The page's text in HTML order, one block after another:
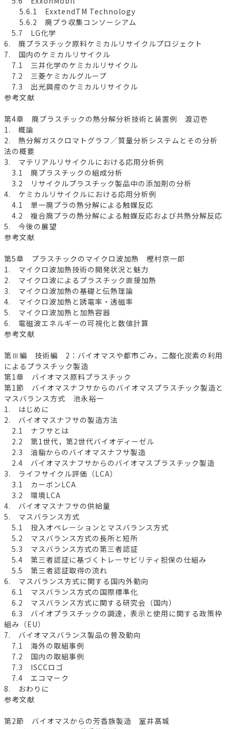
5.6.1 ExxtendTM Technology
5.6.2 廃プラ収集コンソーシアム
5.7 LG化学
6. 廃プラスチック原料ケミカルリサイクルプロジェクト
7. 国内のケミカルリサイクル
7.1 三井化学のケミカルリサイクル
7.2 三菱ケミカルグループ
7.3 出光興産のケミカルリサイクル
参考文献
第4章 廃プラスチックの熱分解分析技術と装置例 渡辺壱
1. 概論
2. 熱分解ガスクロマトグラフ／質量分析システムとその分析
法の概要
3. マテリアルリサイクルにおける応用分析例
3.1 廃プラスチックの組成分析
3.2 リサイクルプラスチック製品中の添加剤の分析
4. ケミカルリサイクルにおける応用分析例
4.1 単一廃プラの熱分解による触媒反応
4.2 複合廃プラの熱分解による触媒反応および共熱分解反応
5. 今後の展望
参考文献
第5章 プラスチックのマイクロ波加熱 樫村京一郎
1. マイクロ波加熱技術の開発状況と魅力
2. マイクロ波によるプラスチック直接加熱
3. マイクロ波加熱の基礎と伝熱理論
4. マイクロ波加熱と誘電率・透磁率
5. マイクロ波加熱と加熱容器
6. 電磁波エネルギーの可視化と数値計算
参考文献
第Ⅲ編 技術編 2：バイオマスや都市ごみ，二酸化炭素の利用
によるプラスチック製造
第1章 バイオマス原料プラスチック
第1節 バイオマスナフサからのバイオマスプラスチック製造と
マスバランス方式 池永裕一
1. はじめに
2. バイオマスナフサの製造方法
2.1 ナフサとは
2.2 第1世代，第2世代バイオディーゼル
2.3 油脂からのバイオマスナフサ製造
2.4 バイオマスナフサからのバイオマスプラスチック製造
3. ライフサイクル評価（LCA）
3.1 カーボンLCA
3.2 環境LCA
4. バイオマスナフサの供給量
5. マスバランス方式
5.1 投入オペレーションとマスバランス方式
5.2 マスバランス方式の長所と短所
5.3 マスバランス方式の第三者認証
5.4 第三者認証に基づくトレーサビリティ担保の仕組み
5.5 第三者認証取得の流れ
6. マスバランス方式に関する国内外動向
6.1 マスバランス方式の国際標準化
6.2 マスバランス方式に関する研究会（国内）
6.3 バイオプラスチックの調達，表示と使用に関する政策枠
組み（EU）
7. バイオマスバランス製品の普及動向
7.1 海外の取組事例
7.2 国内の取組事例
7.3 ISCCロゴ
7.4 エコマーク
8. おわりに
参考文献
第2節 バイオマスからの芳香族製造 室井髙城